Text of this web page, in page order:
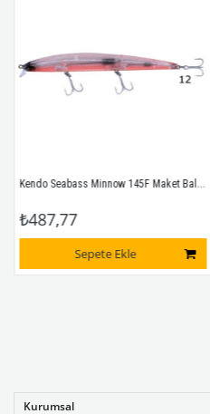
Kendo Seabass Minnow 145F Maket Balık #12 145Mm F
₺487,77
Sepete Ekle
Kurumsal